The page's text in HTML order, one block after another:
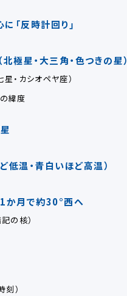
「反時計回り」
極星・大三角・色つきの星）
・カシオペヤ座）
緯度
低温・青白いほど高温）
か月で約30°西へ
の核）
）